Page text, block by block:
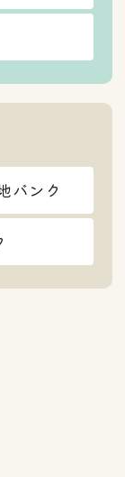
バンク